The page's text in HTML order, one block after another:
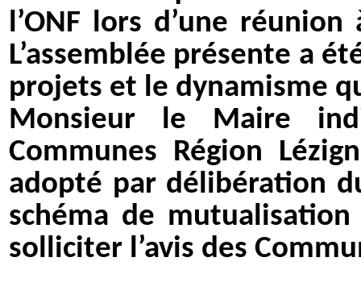
l’ONF lors d’une
L’assemblée présente a
projets et le dynamisme
Monsieur le Maire
Communes Région
adopté par délibération
schéma de
solliciter l’avis des